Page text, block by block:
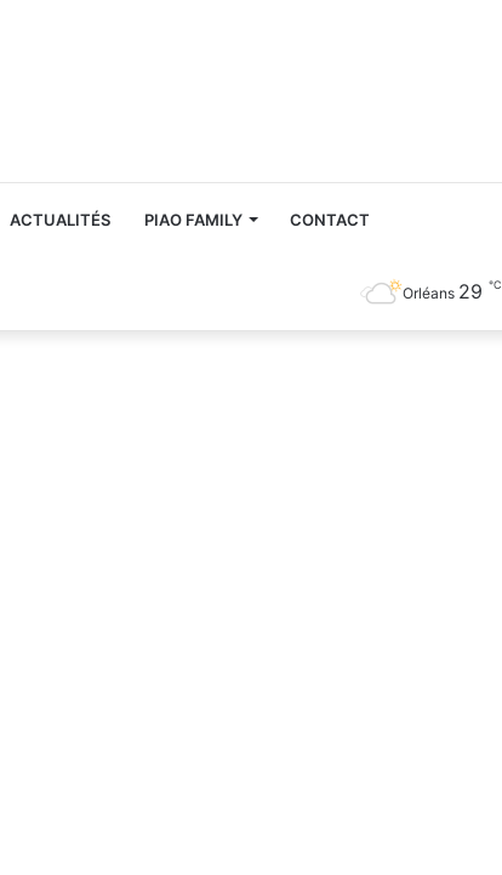
ACTUALITÉS PIAO FAMILY CONTACT
Orléans 29 ℃